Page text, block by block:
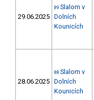
29.06.2025
89 Slalom v
Dolních
Kounicích
28.06.2025
88 Slalom v
Dolních
Kounicích